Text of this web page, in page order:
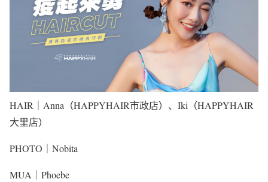
HAIR｜Anna（HAPPYHAIR市政店）、Iki（HAPPYHAIR
大里店）
PHOTO｜Nobita
MUA｜Phoebe